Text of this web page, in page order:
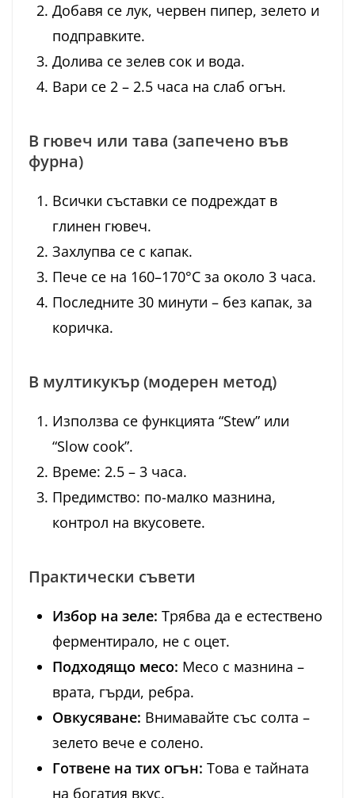
Добавя се лук, червен пипер, зелето и
подправките.
Долива се зелев сок и вода.
Вари се 2 – 2.5 часа на слаб огън.
В гювеч или тава (запечено във
фурна)
Всички съставки се подреждат в
глинен гювеч.
Захлупва се с капак.
Пече се на 160–170°C за около 3 часа.
Последните 30 минути – без капак, за
коричка.
В мултикукър (модерен метод)
Използва се функцията “Stew” или
“Slow cook”.
Време: 2.5 – 3 часа.
Предимство: по-малко мазнина,
контрол на вкусовете.
Практически съвети
Избор на зеле: Трябва да е естествено
ферментирало, не с оцет.
Подходящо месо: Месо с мазнина –
врата, гърди, ребра.
Овкусяване: Внимавайте със солта –
зелето вече е солено.
Готвене на тих огън: Това е тайната
на богатия вкус.